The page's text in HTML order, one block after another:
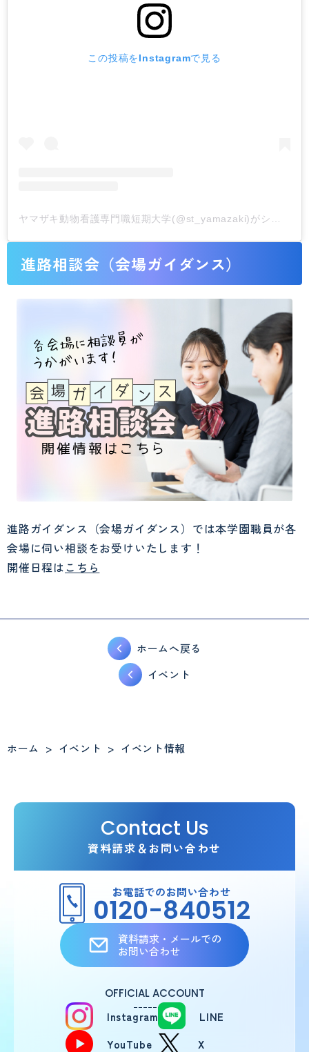
この投稿をInstagramで見る
進路相談会（会場ガイダンス）
進路ガイダンス（会場ガイダンス）では本学園職員が各
会場に伺い相談をお受けいたします！
開催日程は こちら
イベント
ホームへ戻る
ホーム > イベント > イベント情報
Contact Us
資料請求＆お問い合わせ
お電話でのお問い合わせ
0120-840512
資料請求・メールでの
お問い合わせ
OFFICIAL ACCOUNT
Instagram
LINE
YouTube
X